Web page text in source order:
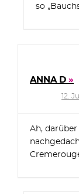
so
ANNA D
12.
Ah,